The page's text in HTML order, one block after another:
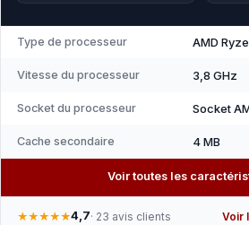
Type de processeur AMD
Vitesse du processeur 3,8 GHz
Socket du processeur Socket
Cache secondaire 4 MB
Voir toutes les
★★★★★4,7· 23 avis clients Voir